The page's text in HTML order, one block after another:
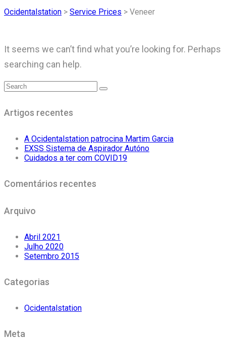
Ocidentalstation > Service Prices > Veneer
It seems we can’t find what you’re looking for. Perhaps
searching can help.
Artigos recentes
A Ocidentalstation patrocina Martim Garcia
EXSS Sistema de Aspirador Autóno
Cuidados a ter com COVID19
Comentários recentes
Arquivo
Abril 2021
Julho 2020
Setembro 2015
Categorias
Ocidentalstation
Meta